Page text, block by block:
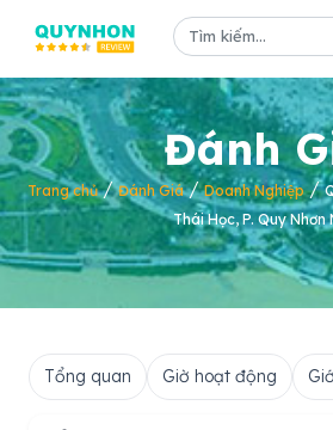
Đánh
Trang chủ/Đánh Giá/Doanh Nghiệp/
Thái Học, P. Quy Nhơn
Tổng quan Giờ hoạt động